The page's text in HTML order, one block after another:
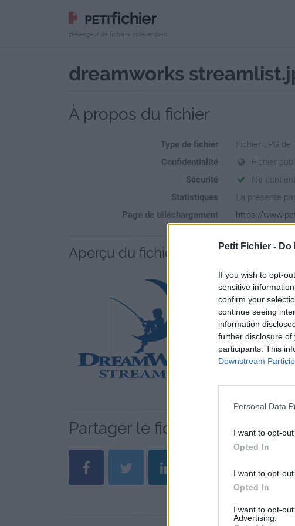
Petit Fichier - Do
If you wish to opt-
sensitive
confirm your
continue seeing
information
further disclosure of
participants. This
Downstream
Personal Data
I want to opt-
Opted In
I want to opt-
Opted In
I want to opt-
Advertising.
Hébergeur de fichiers indépendant
dreamworks
À propos du fichier
Type de fichier
Fichier JPG
Confidentialité
Fichier
Sécurité
Ne
Statistiques
La présente
Page de téléchargement
https://
Aperçu du fichier
Partager le fichier